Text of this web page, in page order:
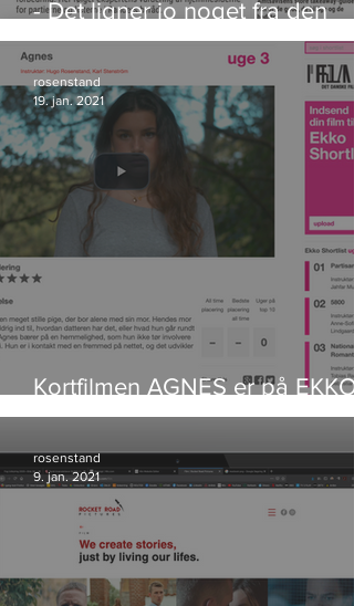
- Det ligner jo noget fra den
lokale bridgeklub sidst i
Kortfilmen AGNES er på EKKO
Shortlist
rosenstand
19. jan. 2021
rosenstand
9. jan. 2021